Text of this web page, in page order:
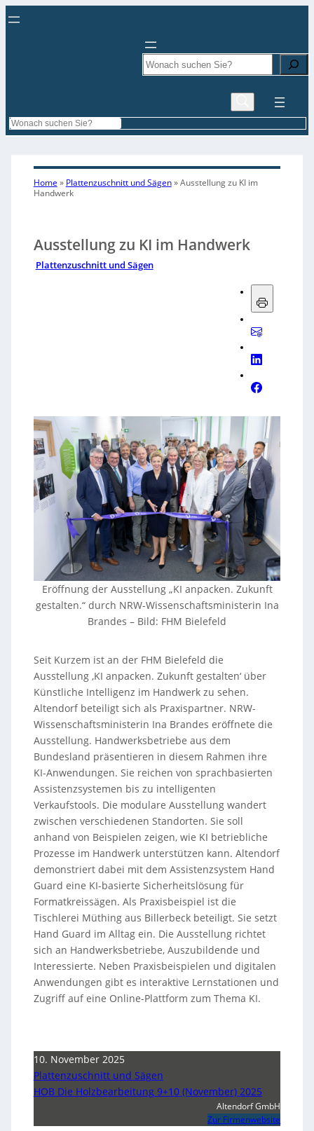
Search
Search
Home » Plattenzuschnitt und Sägen»Ausstellung zu KI im
Handwerk
Ausstellung zu KI im Handwerk
Plattenzuschnitt und Sägen
Eröffnung der Ausstellung „KI anpacken. Zukunft
gestalten.“ durch NRW-Wissenschaftsministerin Ina
Brandes – Bild: FHM Bielefeld
Seit Kurzem ist an der FHM Bielefeld die
Ausstellung ‚KI anpacken. Zukunft gestalten‘ über
Künstliche Intelligenz im Handwerk zu sehen.
Altendorf beteiligt sich als Praxispartner. NRW-
Wissenschaftsministerin Ina Brandes eröffnete die
Ausstellung. Handwerksbetriebe aus dem
Bundesland präsentieren in diesem Rahmen ihre
KI-Anwendungen. Sie reichen von sprachbasierten
Assistenzsystemen bis zu intelligenten
Verkaufstools. Die modulare Ausstellung wandert
zwischen verschiedenen Standorten. Sie soll
anhand von Beispielen zeigen, wie KI betriebliche
Prozesse im Handwerk unterstützen kann. Altendorf
demonstriert dabei mit dem Assistenzsystem Hand
Guard eine KI-basierte Sicherheitslösung für
Formatkreissägen. Als Praxisbeispiel ist die
Tischlerei Müthing aus Billerbeck beteiligt. Sie setzt
Hand Guard im Alltag ein. Die Ausstellung richtet
sich an Handwerksbetriebe, Auszubildende und
Interessierte. Neben Praxisbeispielen und digitalen
Anwendungen gibt es interaktive Lernstationen und
Zugriff auf eine Online-Plattform zum Thema KI.
10. November 2025
Plattenzuschnitt und Sägen
HOB Die Holzbearbeitung 9+10 (November) 2025
Altendorf GmbH
Zur Firmenwebsite